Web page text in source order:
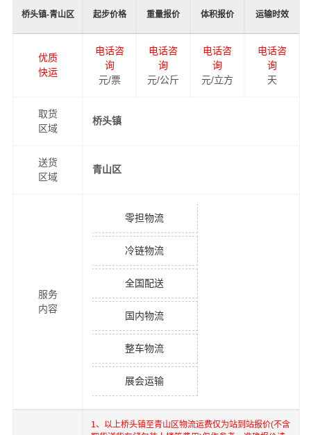
桥头镇-青山区 起步价格 重量报价 体积报价 运输时效
优质
快运
电话咨
询
元/票
电话咨
询
元/公斤
电话咨
询
元/立方
电话咨
询
天
取货
区域
桥头镇
送货
区域
青山区
服务
内容
零担物流
冷链物流
全国配送
国内物流
整车物流
展会运输
1、以上桥头镇至青山区物流运费仅为站到站报价(不含